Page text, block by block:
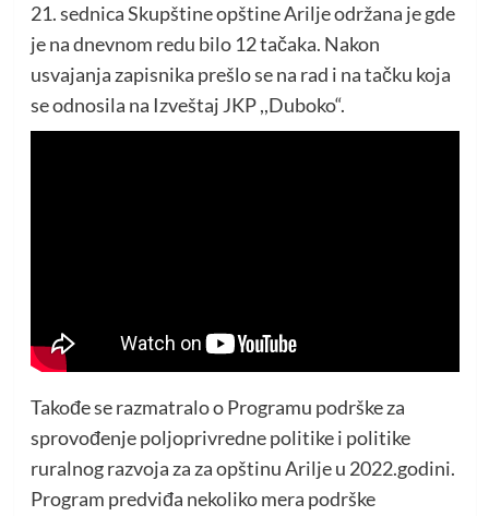
21. sednica Skupštine opštine Arilje održana je gde
je na dnevnom redu bilo 12 tačaka. Nakon
usvajanja zapisnika prešlo se na rad i na tačku koja
se odnosila na Izveštaj JKP ,,Duboko“.
Takođe se razmatralo o Programu podrške za
sprovođenje poljoprivredne politike i politike
ruralnog razvoja za za opštinu Arilje u 2022.godini.
Program predviđa nekoliko mera podrške